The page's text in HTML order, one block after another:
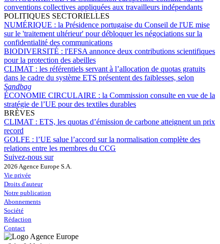
conventions collectives appliquées aux travailleurs indépendants
POLITIQUES SECTORIELLES
NUMÉRIQUE : la Présidence portugaise du Conseil de l'UE mise
sur le 'traitement ultérieur' pour débloquer les négociations sur la
confidentialité des communications
BIODIVERSITÉ : l'EFSA annonce deux contributions scientifiques
pour la protection des abeilles
CLIMAT : les référentiels servant à l’allocation de quotas gratuits
dans le cadre du système ETS présentent des faiblesses, selon
Sandbag
ÉCONOMIE CIRCULAIRE : la Commission consulte en vue de la
stratégie de l’UE pour des textiles durables
BRÈVES
CLIMAT : ETS, les quotas d’émission de carbone atteignent un prix
record
GOLFE : l’UE salue l’accord sur la normalisation complète des
relations entre les membres du CCG
Suivez-nous sur
2026 Agence Europe S.A.
Vie privée
Droits d'auteur
Notre publication
Abonnements
Société
Rédaction
Contact